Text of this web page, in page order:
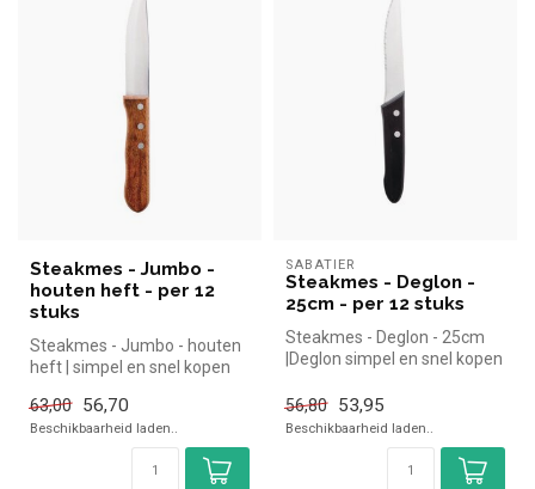
Steakmes - Jumbo -
houten heft - per 12
stuks
Steakmes - Jumbo - houten
heft | simpel en snel kopen
63,00
56,70
Beschikbaarheid laden..
SABATIER
Steakmes - Deglon -
25cm - per 12 stuks
Steakmes - Deglon - 25cm
|Deglon simpel en snel kopen
56,80
53,95
Beschikbaarheid laden..